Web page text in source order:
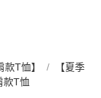
T恤】
【夏季
款T恤